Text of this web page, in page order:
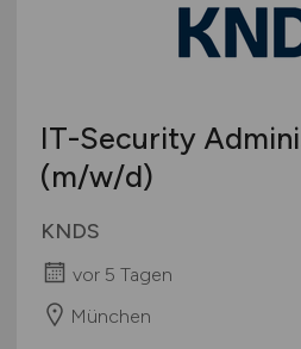
IT-Security
(m/w/d)
KNDS
vor 5 Tagen
München